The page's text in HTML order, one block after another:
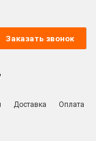
Заказать звонок
Доставка Оплата